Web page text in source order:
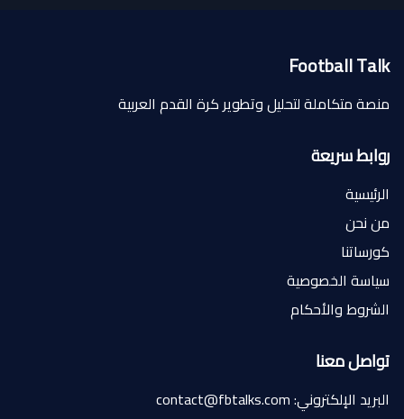
Football Talk
منصة متكاملة لتحليل وتطوير كرة القدم العربية
روابط سريعة
الرئيسية
من نحن
كورساتنا
سياسة الخصوصية
الشروط والأحكام
تواصل معنا
البريد الإلكتروني: contact@fbtalks.com